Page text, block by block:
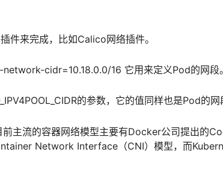
件来完成，比如Calico网络插件。
cidr=10.18.0.0/16 它用来定义Pod的网段。
的参数，它的值同样也是Pod的网
主流的容器网络模型主要有Docker公司提出的
Network Interface（CNI）模型，而